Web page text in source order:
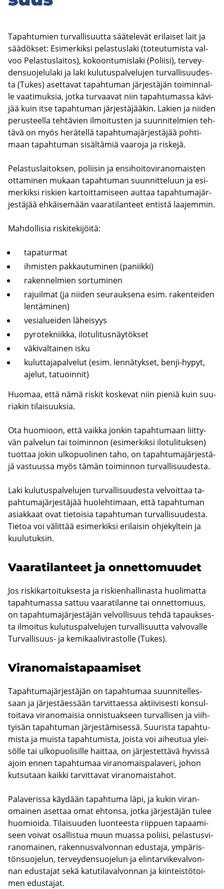
Ta­pah­tu­mien tur­val­li­suut­ta sää­te­le­vät eri­lai­set lait ja
sää­dök­set: Esi­mer­kik­si pe­las­tus­la­ki (to­teu­tu­mis­ta val­
voo Pe­las­tus­lai­tos), ko­koon­tu­mis­la­ki (Po­lii­si), ter­vey­
den­suo­je­lu­la­ki ja laki ku­lu­tus­pal­ve­lu­jen tur­val­li­suu­des­
ta (Tukes) aset­ta­vat ta­pah­tu­man jär­jes­tä­jän toi­min­nal­
le vaa­ti­muk­sia, jotka tur­vaa­vat niin ta­pah­tu­mas­sa kä­vi­
jää kuin itse ta­pah­tu­man jär­jes­tä­jää­kin. La­kien ja nii­den
pe­rus­teel­la teh­tä­vien il­moi­tus­ten ja suun­ni­tel­mien teh­
tä­vä on myös he­rä­tel­lä ta­pah­tu­ma­jär­jes­tä­jää poh­ti­
maan ta­pah­tu­man si­säl­tä­miä vaa­ro­ja ja ris­ke­jä.
Pe­las­tus­lai­tok­sen, po­lii­sin ja en­si­hoi­to­vi­ran­omais­ten
ot­ta­mi­nen mu­kaan ta­pah­tu­man suun­nit­te­luun ja esi­
mer­kik­si ris­kien kar­toit­ta­mi­seen aut­taa ta­pah­tu­ma­jär­
jes­tä­jää eh­käi­se­mään vaa­ra­ti­lan­teet en­tis­tä laa­jem­min.
Mah­dol­li­sia ris­ki­te­ki­jöi­tä:
ta­pa­tur­mat
ih­mis­ten pak­kau­tu­mi­nen (pa­niik­ki)
ra­ken­nel­mien sor­tu­mi­nen
ra­juil­mat (ja nii­den seu­rauk­se­na esim. ra­ken­tei­den
len­tä­mi­nen)
ve­sia­luei­den lä­hei­syys
py­ro­tek­niik­ka, ilo­tu­li­tus­näy­tök­set
vä­ki­val­tai­nen isku
ku­lut­ta­ja­pal­ve­lut (esim. len­nä­tyk­set, benji-​hypyt,
aje­lut, ta­tuoin­nit)
Huo­maa, että nämä ris­kit kos­ke­vat niin pie­niä kuin suu­
ria­kin ti­lai­suuk­sia.
Ota huo­mioon, että vaik­ka jon­kin ta­pah­tu­maan liit­ty­
vän pal­ve­lun tai toi­min­non (esi­mer­kik­si ilo­tu­li­tuk­sen)
tuot­taa jokin ul­ko­puo­li­nen taho, on ta­pah­tu­ma­jär­jes­tä­
jä vas­tuus­sa myös tämän toi­min­non tur­val­li­suu­des­ta.
Laki ku­lu­tus­pal­ve­lu­jen tur­val­li­suu­des­ta vel­voit­taa ta­
pah­tu­ma­jär­jes­tä­jää huo­leh­ti­maan, että ta­pah­tu­man
asiak­kaat ovat tie­toi­sia ta­pah­tu­man tur­val­li­suu­des­ta.
Tie­toa voi vä­lit­tää esi­mer­kik­si eri­lai­sin oh­je­kyl­tein ja
kuu­lu­tuk­sin.
Vaa­ra­ti­lan­teet ja on­net­to­muu­det
Jos ris­ki­kar­toi­tuk­ses­ta ja ris­kien­hal­li­nas­ta huo­li­mat­ta
ta­pah­tu­mas­sa sat­tuu vaa­ra­ti­lan­ne tai on­net­to­muus,
on ta­pah­tu­ma­jär­jes­tä­jän vel­vol­li­suus tehdä ta­pauk­ses­
ta il­moi­tus ku­lu­tus­pal­ve­lu­jen tur­val­li­suut­ta val­vo­val­le
Turvallisuus-​ ja ke­mi­kaa­li­vi­ras­tol­le (Tukes).
Vi­ran­omais­ta­paa­mi­set
Ta­pah­tu­ma­jär­jes­tä­jän on ta­pah­tu­maa suun­ni­tel­les­
saan ja jär­jes­täes­sään tar­vit­taes­sa ak­tii­vi­ses­ti kon­sul­
toi­ta­va vi­ran­omai­sia on­nis­tuak­seen tur­val­li­sen ja viih­
tyi­sän ta­pah­tu­man jär­jes­tä­mi­ses­sä. Suu­ris­ta ta­pah­tu­
mis­ta ja muis­ta ta­pah­tu­mis­ta, jois­ta voi ai­heu­tua ylei­
söl­le tai ul­ko­puo­li­sil­le hait­taa, on jär­jes­tet­tä­vä hy­vis­sä
ajoin ennen ta­pah­tu­maa vi­ran­omais­pa­la­ve­ri, johon
kut­su­taan kaik­ki tar­vit­ta­vat vi­ran­omais­ta­hot.
Pa­la­ve­ris­sa käy­dään ta­pah­tu­ma läpi, ja kukin vi­ran­
omai­nen aset­taa omat eh­ton­sa, jotka jär­jes­tä­jän tulee
huo­mioi­da. Ti­lai­suu­den luon­tees­ta riip­puen ta­paa­mi­
seen voi­vat osal­lis­tua muun muas­sa po­lii­si, pe­las­tus­vi­
ran­omai­nen, ra­ken­nus­val­von­nan edus­ta­ja, ym­pä­ris­
tön­suo­je­lun, ter­vey­den­suo­je­lun ja elin­tar­vi­ke­val­von­
nan edus­ta­jat sekä ka­tu­ti­la­val­von­nan ja kiin­teis­tö­toi­
men edus­ta­jat.